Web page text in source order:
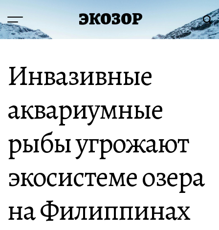
содержимому
Меню ЭКОЗОР
Инвазивные
аквариумные
рыбы угрожают
экосистеме озера
на Филиппинах